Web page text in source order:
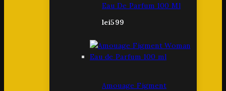
Eau De Parfum 100 Ml
lei599
Amouage Figment